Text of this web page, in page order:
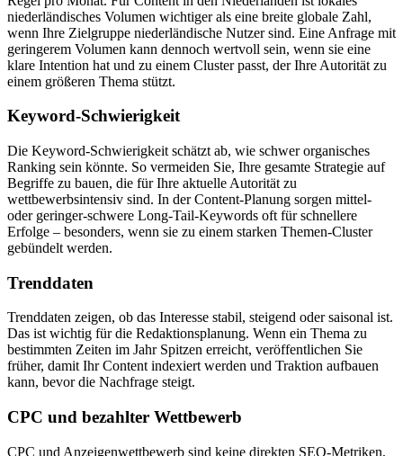
niederländisches Volumen wichtiger als eine breite globale Zahl,
wenn Ihre Zielgruppe niederländische Nutzer sind. Eine Anfrage mit
geringerem Volumen kann dennoch wertvoll sein, wenn sie eine
klare Intention hat und zu einem Cluster passt, der Ihre Autorität zu
einem größeren Thema stützt.
Keyword-Schwierigkeit
Die Keyword-Schwierigkeit schätzt ab, wie schwer organisches
Ranking sein könnte. So vermeiden Sie, Ihre gesamte Strategie auf
Begriffe zu bauen, die für Ihre aktuelle Autorität zu
wettbewerbsintensiv sind. In der Content-Planung sorgen mittel-
oder geringer-schwere Long-Tail-Keywords oft für schnellere
Erfolge – besonders, wenn sie zu einem starken Themen-Cluster
gebündelt werden.
Trenddaten
Trenddaten zeigen, ob das Interesse stabil, steigend oder saisonal ist.
Das ist wichtig für die Redaktionsplanung. Wenn ein Thema zu
bestimmten Zeiten im Jahr Spitzen erreicht, veröffentlichen Sie
früher, damit Ihr Content indexiert werden und Traktion aufbauen
kann, bevor die Nachfrage steigt.
CPC und bezahlter Wettbewerb
CPC und Anzeigenwettbewerb sind keine direkten SEO-Metriken,